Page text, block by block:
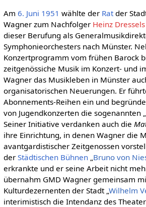
Am 6. Juni 1951 wählte der Ratder
Wagner zum Nachfolger Heinz Dressels
dieser Berufung als
Symphonieorchesters nach Münster.
Konzertprogramm vom frühen Barock
zeitgenössiche Musik im Konzert- und
Wagner das Musikleben in Münster
organisatorischen Neuerungen. Er
Abonnements-Reihen ein und
von Jugendkonzerten die sogenannten
Seiner Initiative verdanken auch die
ihre Einrichtung, in denen Wagner die
avantgardistischer Zeitgenossen
der Städtischen Bühnen„ Bruno von
erkrankte und er seine Arbeit nicht
übernahm GMD Wagner gemeinsam
Kulturdezernenten der Stadt „ Wilhelm
interimistisch die Intendanz des